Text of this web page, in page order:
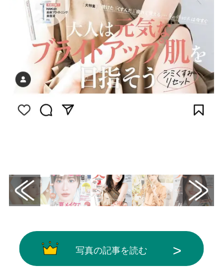
写真の記事を読む